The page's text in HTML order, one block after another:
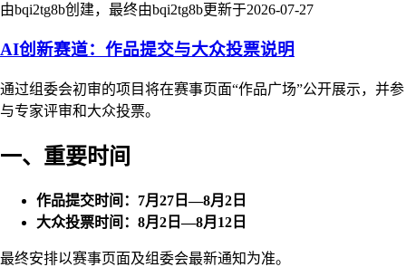
由bqi2tg8b创建，最终由bqi2tg8b更新于2026-07-27
AI创新赛道：作品提交与大众投票说明
通过组委会初审的项目将在赛事页面“作品广场”公开展示，并参
与专家评审和大众投票。
一、重要时间
作品提交时间：7月27日—8月2日
大众投票时间：8月2日—8月12日
最终安排以赛事页面及组委会最新通知为准。